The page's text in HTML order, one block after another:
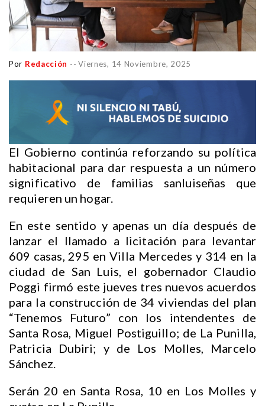
Por Redacción -- Viernes, 14 Noviembre, 2025
El Gobierno continúa reforzando su política
habitacional para dar respuesta a un número
significativo de familias sanluiseñas que
requieren un hogar.
En este sentido y apenas un día después de
lanzar el llamado a licitación para levantar
609 casas, 295 en Villa Mercedes y 314 en la
ciudad de San Luis, el gobernador Claudio
Poggi firmó este jueves tres nuevos acuerdos
para la construcción de 34 viviendas del plan
“Tenemos Futuro” con los intendentes de
Santa Rosa, Miguel Postiguillo; de La Punilla,
Patricia Dubiri; y de Los Molles, Marcelo
Sánchez.
Serán 20 en Santa Rosa, 10 en Los Molles y